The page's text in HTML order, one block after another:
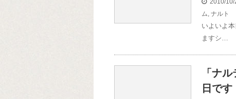
2010/10/
ム, ナルト
いよいよ
ますシ…
「ナ
日です